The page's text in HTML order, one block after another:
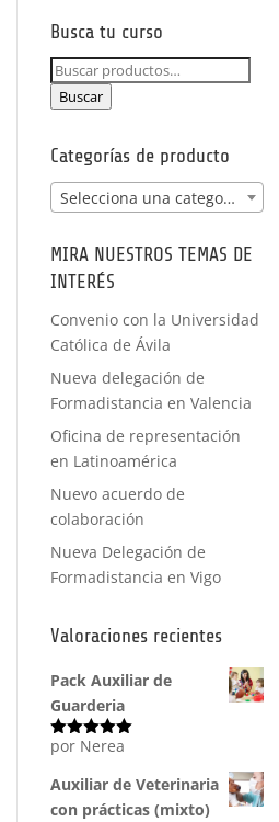
FORMATIVAS)
IA CON
PRÁCTICAS
Busca tu curso
Buscar
por:
Buscar
Categorías de producto
Selecciona una categoría
MIRA NUESTROS TEMAS DE
INTERÉS
Convenio con la Universidad
Católica de Ávila
Nueva delegación de
Formadistancia en Valencia
Oficina de representación
en Latinoamérica
Nuevo acuerdo de
colaboración
Nueva Delegación de
Formadistancia en Vigo
Valoraciones recientes
Pack Auxiliar de
Guarderia
Valorado
por Nerea
Auxiliar de Veterinaria
con prácticas (mixto)